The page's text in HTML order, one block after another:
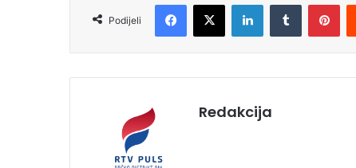
Podijeli
Redakcija